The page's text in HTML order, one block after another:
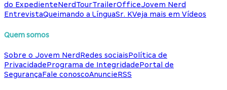
do ExpedienteNerdTourTrailerOfficeJovem Nerd
EntrevistaQueimando a LínguaSr. KVeja mais em Vídeos
Quem somos
Sobre o Jovem NerdRedes sociaisPolítica de
PrivacidadePrograma de IntegridadePortal de
SegurançaFale conoscoAnuncieRSS